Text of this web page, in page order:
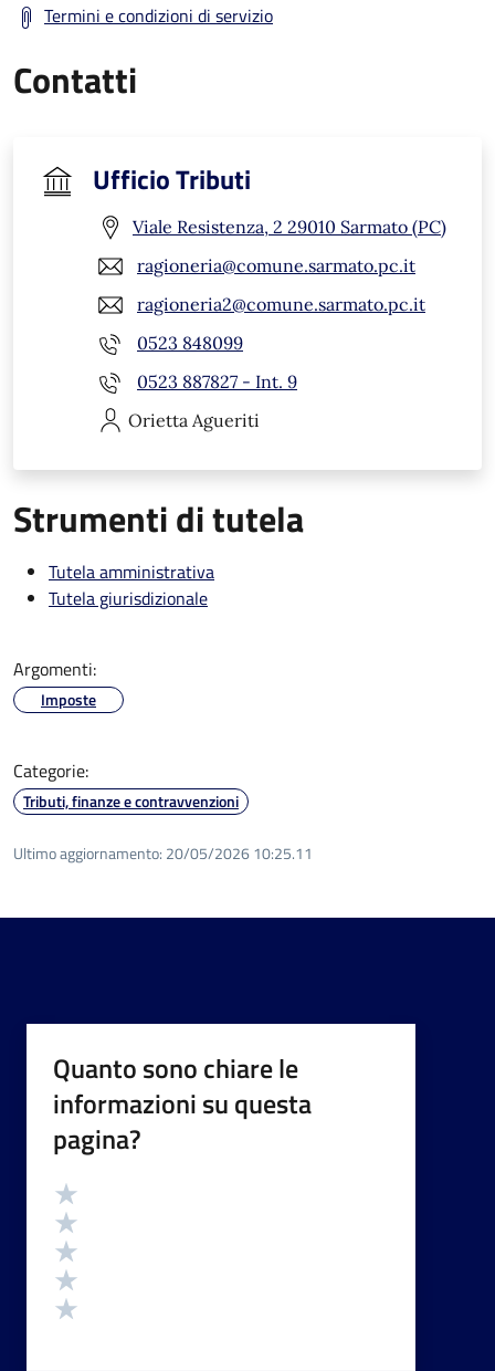
Termini e condizioni di servizio
Contatti
Ufficio Tributi
Viale Resistenza, 2 29010 Sarmato (PC)
ragioneria@comune.sarmato.pc.it
ragioneria2@comune.sarmato.pc.it
0523 848099
0523 887827 - Int. 9
Orietta Agueriti
Strumenti di tutela
Tutela amministrativa
Tutela giurisdizionale
Argomenti:
Imposte
Categorie:
Tributi, finanze e contravvenzioni
Ultimo aggiornamento: 20/05/2026 10:25.11
Quanto sono chiare le
informazioni su questa
pagina?
Valutazione